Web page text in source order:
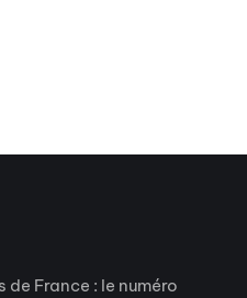
France : le numéro